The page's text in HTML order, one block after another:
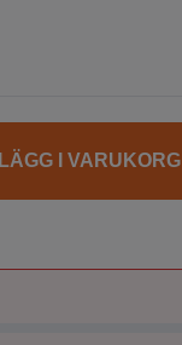
LÄGG I VARUKORG